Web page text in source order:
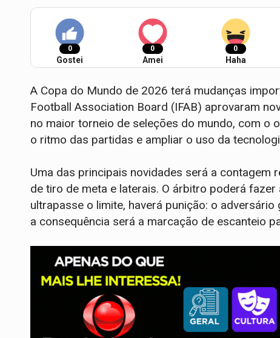
0
Gostei
0
Amei
0
Haha
A Copa do Mundo de 2026 terá mudanças
Football Association Board (IFAB) aprovaram
no maior torneio de seleções do mundo, com o
o ritmo das partidas e ampliar o uso da
Uma das principais novidades será a
de tiro de meta e laterais. O árbitro poderá
ultrapasse o limite, haverá punição: o
a consequência será a marcação de escanteio